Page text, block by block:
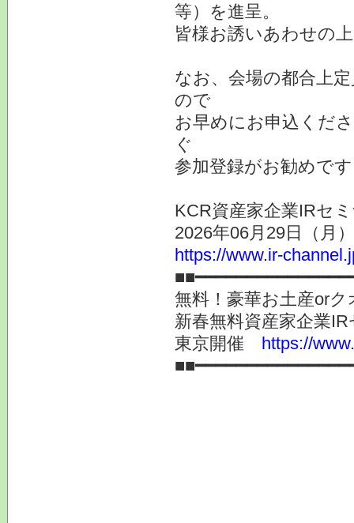
等）を進呈。
皆様お誘いあわせの
なお、会場の都合上
ので
お早めにお申込くだ
ぐ
参加登録がお勧めで
KCR資産家企業IRセ
2026年06月29日（月
https://www.ir-
無料！豪華お土産or
新春無料資産家企業
東京開催 https://